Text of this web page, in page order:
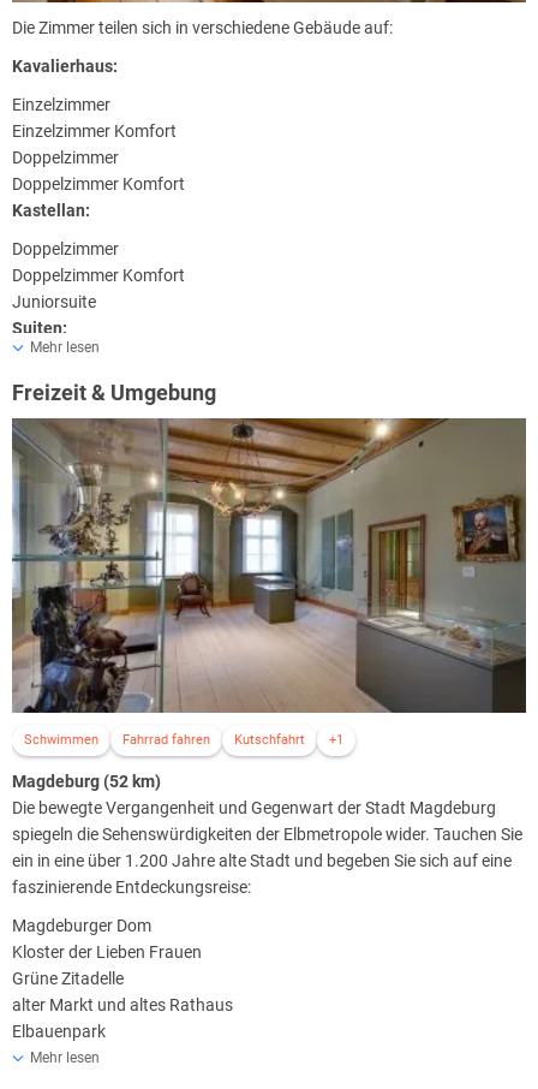
Die Zimmer teilen sich in verschiedene Gebäude auf:
Kavalierhaus:
Einzelzimmer
Einzelzimmer Komfort
Doppelzimmer
Doppelzimmer Komfort
Kastellan:
Doppelzimmer
Doppelzimmer Komfort
Juniorsuite
Suiten:
Weinturm
Torhaus
Alle Suiten verfügen über einen separaten Eingang.
Mehr lesen
Freizeit & Umgebung
Schwimmen Fahrrad fahren Kutschfahrt +1
Magdeburg (52 km)
Die bewegte Vergangenheit und Gegenwart der Stadt Magdeburg
spiegeln die Sehenswürdigkeiten der Elbmetropole wider. Tauchen Sie
ein in eine über 1.200 Jahre alte Stadt und begeben Sie sich auf eine
faszinierende Entdeckungsreise:
Magdeburger Dom
Kloster der Lieben Frauen
Grüne Zitadelle
alter Markt und altes Rathaus
Elbauenpark
Straße der Romanik
Mehr lesen